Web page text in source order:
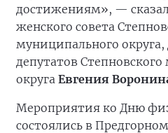
достижениям», —
женского совета
муниципального округа,
депутатов
округа Евгения
Мероприятия ко Дню
состоялись в